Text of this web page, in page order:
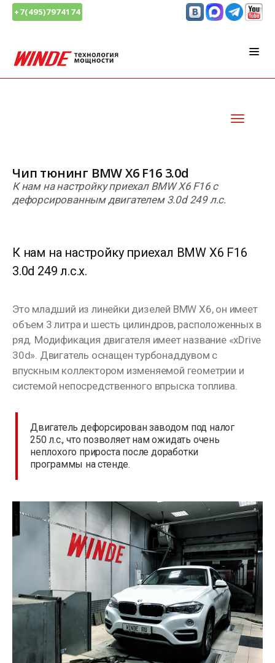
+7(495)7974174
Чип тюнинг BMW X6 F16 3.0d
К нам на настройку приехал BMW X6 F16 с
дефорсированным двигателем 3.0d 249 л.с.
К нам на настройку приехал BMW X6 F16
3.0d 249 л.с.х.
Это младший из линейки дизелей BMW X6, он имеет
объем 3 литра и шесть цилиндров, расположенных в
ряд. Модификация двигателя имеет название «xDrive
30d». Двигатель оснащен турбонаддувом с
впускным коллектором изменяемой геометрии и
системой непосредственного впрыска топлива.
Двигатель дефорсирован заводом под налог
250 л.с., что позволяет нам ожидать очень
неплохого прироста после доработки
программы на стенде.